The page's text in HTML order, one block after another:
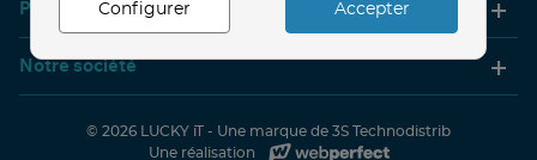
Produits
Notre société
© 2026 LUCKY iT - Une marque de 3S Technodistrib
Une réalisation
Configurer Accepter